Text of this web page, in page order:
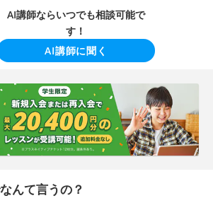
AI講師ならいつでも相談可能で
す！
AI講師に聞く
んて言うの？